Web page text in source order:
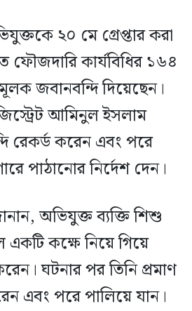
২০ মে গ্রেপ্তার করা
ফৌজদারি কার্যবিধির ১৬৪
জবানবন্দি দিয়েছেন।
আমিনুল ইসলাম
রেকর্ড করেন এবং পরে
পাঠানোর নির্দেশ দেন।
অভিযুক্ত ব্যক্তি শিশু
কক্ষে নিয়ে গিয়ে
ঘটনার পর তিনি প্রমাণ
এবং পরে পালিয়ে যান।